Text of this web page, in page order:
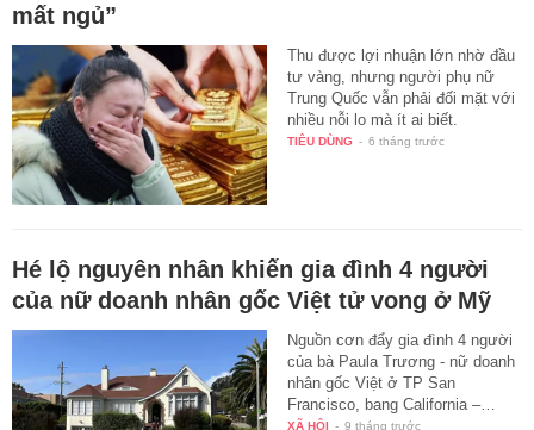
mất ngủ”
Thu được lợi nhuận lớn nhờ đầu
tư vàng, nhưng người phụ nữ
Trung Quốc vẫn phải đối mặt với
nhiều nỗi lo mà ít ai biết.
TIÊU DÙNG - 6 tháng trước
Hé lộ nguyên nhân khiến gia đình 4 người
của nữ doanh nhân gốc Việt tử vong ở Mỹ
Nguồn cơn đẩy gia đình 4 người
của bà Paula Trương - nữ doanh
nhân gốc Việt ở TP San
Francisco, bang California –…
XÃ HỘI - 9 tháng trước